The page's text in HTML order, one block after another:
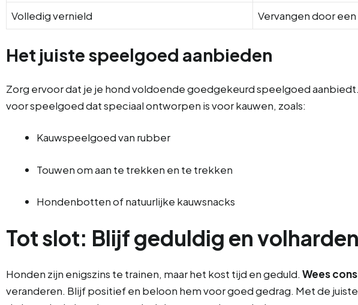
Volledig vernield Vervangen door
Het juiste speelgoed aanbieden
Zorg ervoor dat je je hond voldoende goedgekeurd speelgoed
voor speelgoed dat speciaal ontworpen is voor kauwen, zoals:
Kauwspeelgoed van rubber
Touwen om aan te trekken en te trekken
Hondenbotten of natuurlijke kauwsnacks
Tot slot: Blijf geduldig en
Honden zijn enigszins te trainen, maar het kost tijd en geduld. Wees
veranderen. Blijf positief en beloon hem voor goed gedrag. Met de